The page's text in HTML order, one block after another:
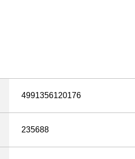
4991356120176
235688